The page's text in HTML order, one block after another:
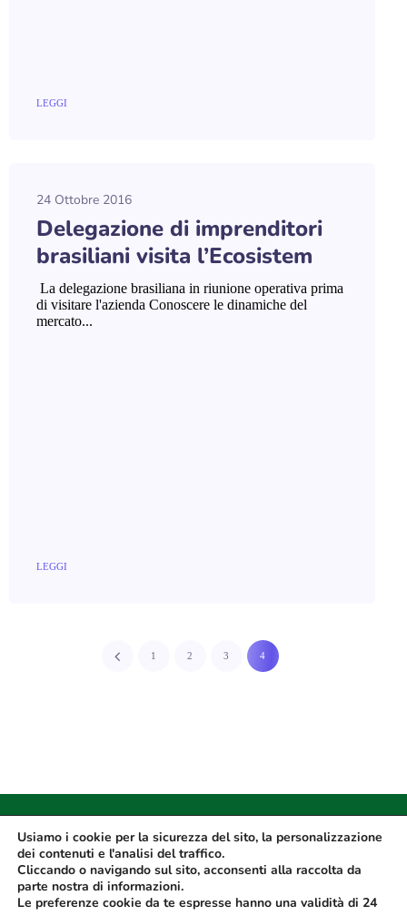
LEGGI
24 Ottobre 2016
Delegazione di imprenditori
brasiliani visita l’Ecosistem
La delegazione brasiliana in riunione operativa prima
di visitare l'azienda Conoscere le dinamiche del
mercato...
LEGGI
1 2 3 4
Usiamo i cookie per la sicurezza del sito, la personalizzazione
dei contenuti e l'analisi del traffico.
Cliccando o navigando sul sito, acconsenti alla raccolta da
parte nostra di informazioni.
Le preferenze cookie da te espresse hanno una validità di 24